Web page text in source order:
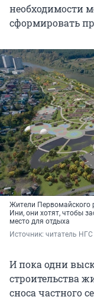
необходимости
сформировать
Жители Первомайского
Ини, они хотят, чтобы
место для отдыха
Источник: читатель НГС
И пока одни
строительства
сноса частного